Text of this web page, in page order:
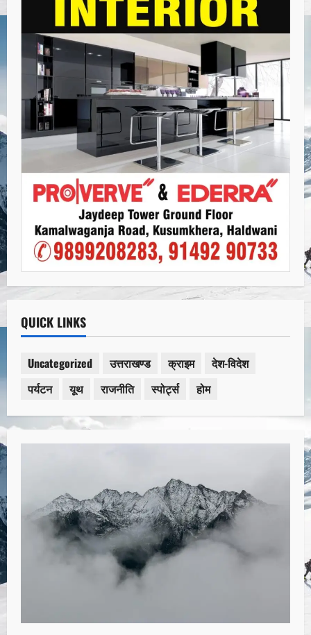
QUICK LINKS
Uncategorized उत्तराखण्ड क्राइम
देश-विदेश
पर्यटन
यूथ राजनीति स्पोर्ट्स होम